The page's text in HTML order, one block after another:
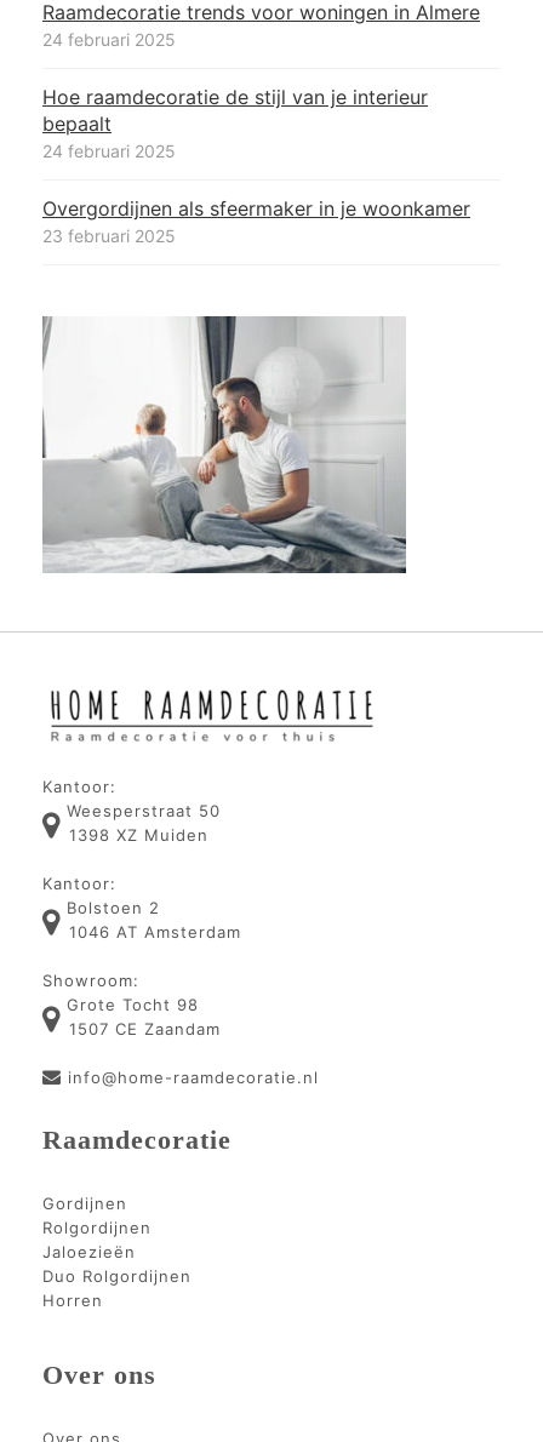
Raamdecoratie trends voor woningen in Almere
24 februari 2025
Hoe raamdecoratie de stijl van je interieur
bepaalt
24 februari 2025
Overgordijnen als sfeermaker in je woonkamer
23 februari 2025
Kantoor:
Weesperstraat 50
1398 XZ Muiden
Kantoor:
Bolstoen 2
1046 AT Amsterdam
Showroom:
Grote Tocht 98
1507 CE Zaandam
info@home-raamdecoratie.nl
Raamdecoratie
Gordijnen
Rolgordijnen
Jaloezieën
Duo Rolgordijnen
Horren
Over ons